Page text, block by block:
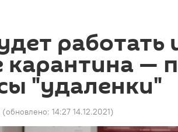
работать
карантина —
"удаленки"
(обновлено: 14:27 14.12.2021)